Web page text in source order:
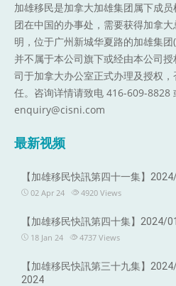
加雄移民是加拿大加雄集团属下成员
团在中国的办事处，需要获得加拿
明，位于广州新城华夏路的加雄集
并不属于本公司旗下或经由本公司
司于加拿大办公室正式办理及授权
任。咨询详情请致电 416-609-8828
enquiry@cisni.com
最新视频
【加雄移民快訊第四十一集】
02 Apr 24 4920 Views
【加雄移民快訊第四十集】2024/
18 Jan 24 4737 Views
【加雄移民快訊第三十九集】
2024